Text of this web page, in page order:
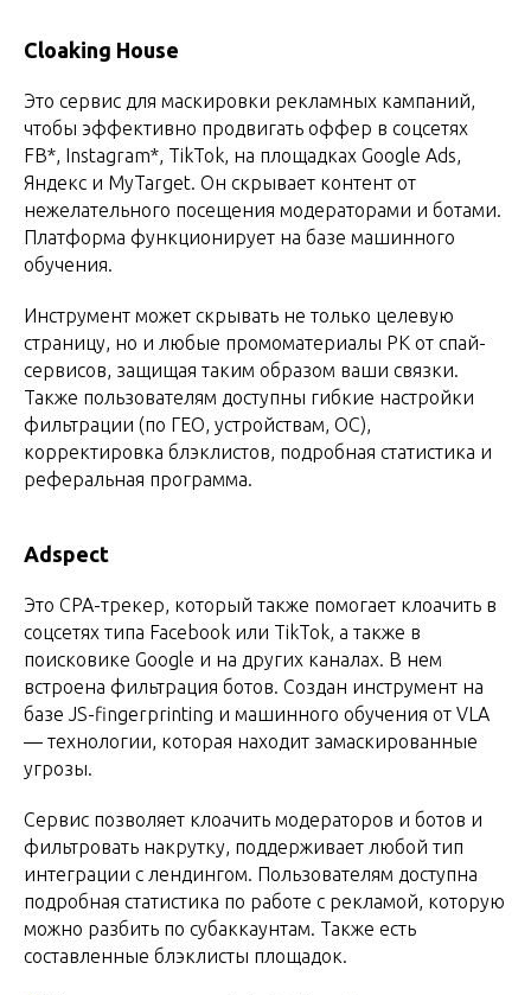
Cloaking House
Это сервис для маскировки рекламных кампаний,
чтобы эффективно продвигать оффер в соцсетях
FB*, Instagram*, TikTok, на площадках Google Ads,
Яндекс и MyTarget. Он скрывает контент от
нежелательного посещения модераторами и ботами.
Платформа функционирует на базе машинного
обучения.
Инструмент может скрывать не только целевую
страницу, но и любые промоматериалы РК от спай-
сервисов, защищая таким образом ваши связки.
Также пользователям доступны гибкие настройки
фильтрации (по ГЕО, устройствам, ОС),
корректировка блэклистов, подробная статистика и
реферальная программа.
Adspect
Это СРА-трекер, который также помогает клоачить в
соцсетях типа Facebook или TikTok, а также в
поисковике Google и на других каналах. В нем
встроена фильтрация ботов. Создан инструмент на
базе JS-fingerprinting и машинного обучения от VLA
— технологии, которая находит замаскированные
угрозы.
Сервис позволяет клоачить модераторов и ботов и
фильтровать накрутку, поддерживает любой тип
интеграции с лендингом. Пользователям доступна
подробная статистика по работе с рекламой, которую
можно разбить по субаккаунтам. Также есть
составленные блэклисты площадок.